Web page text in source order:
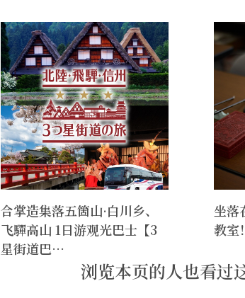
合掌造集落五箇山·白川乡、
飞驒高山 1日游观光巴士【3
星街道巴…
坐落
教室！
浏览本页的人也看过